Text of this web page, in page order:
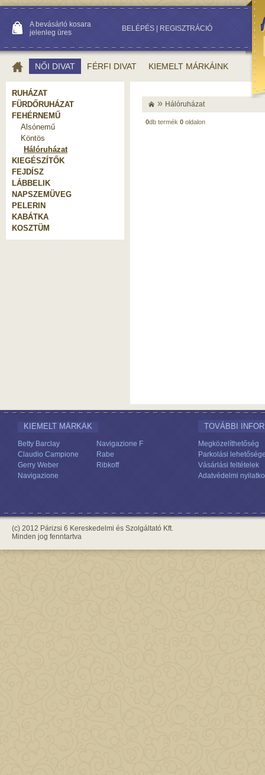
A bevásárló kosara
jelenleg üres
BELÉPÉS REGISZTRÁCIÓ
NŐI DIVAT FÉRFI DIVAT KIEMELT MÁRKÁINK
» Hálóruházat
0db termék 0 oldalon
RUHÁZAT
FÜRDŐRUHÁZAT
FEHÉRNEMŰ
Alsónemű
Köntös
Hálóruházat
KIEGÉSZÍTŐK
FEJDÍSZ
LÁBBELIK
NAPSZEMÜVEG
PELERIN
KABÁTKA
KOSZTÜM
KIEMELT MÁRKÁK
Betty Barclay
Claudio Campione
Gerry Weber
Navigazione
Navigazione F
Rabe
Ribkoff
TOVÁBBI
Megközelíthetőség
Parkolási
Vásárlási feltételek
Adatvédelmi
(c) 2012 Párizsi 6 Kereskedelmi és Szolgáltató Kft.
Minden jog fenntartva